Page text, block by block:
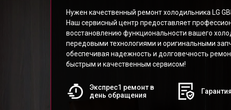
Нужен качественный ремонт холодильника LG
Наш сервисный центр предоставляет
восстановлению функциональности вашего
передовыми технологиями и оригинальными
обеспечивая надежность и долговечность
быстрым и качественным сервисом!
Экспрес1 ремонт в
день обращения